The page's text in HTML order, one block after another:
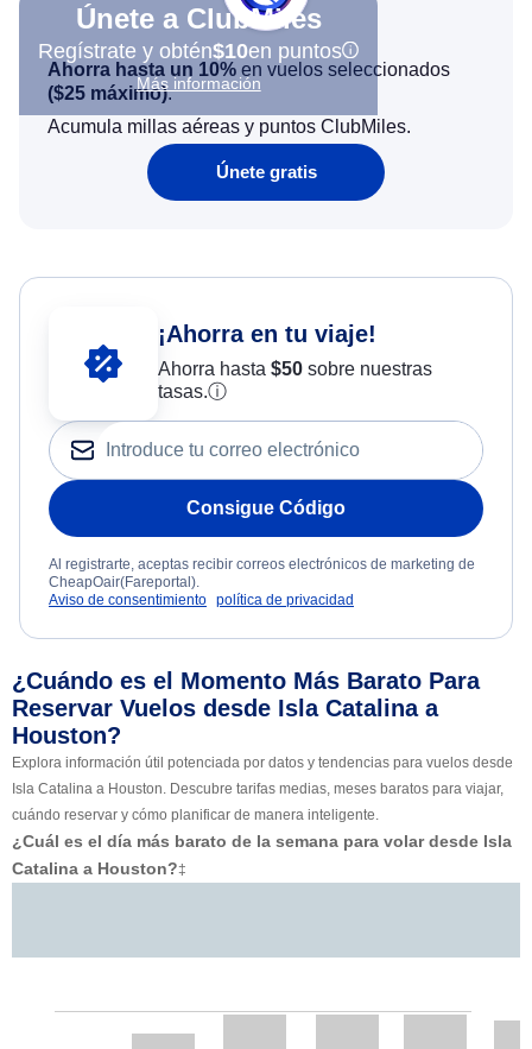
Únete a ClubMiles
Regístrate y obtén$10en puntos
Más información
Ahorra hasta un 10% en vuelos seleccionados
($25 máximo).
Acumula millas aéreas y puntos ClubMiles.
Únete gratis
¡Ahorra en tu viaje!
Ahorra hasta $50sobre nuestras
tasas.ⓘ
Consigue Código
Al registrarte, aceptas recibir correos electrónicos de marketing de
CheapOair(Fareportal).
Aviso de consentimiento política de privacidad
¿Cuándo es el Momento Más Barato Para
Reservar Vuelos desde Isla Catalina a
Houston?
Explora información útil potenciada por datos y tendencias para vuelos desde
Isla Catalina a Houston. Descubre tarifas medias, meses baratos para viajar,
cuándo reservar y cómo planificar de manera inteligente.
¿Cuál es el día más barato de la semana para volar desde Isla
Catalina a Houston?‡